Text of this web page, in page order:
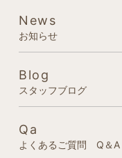
News
お知らせ
Blog
スタッフブログ
Qa
よくあるご質問 Q＆A